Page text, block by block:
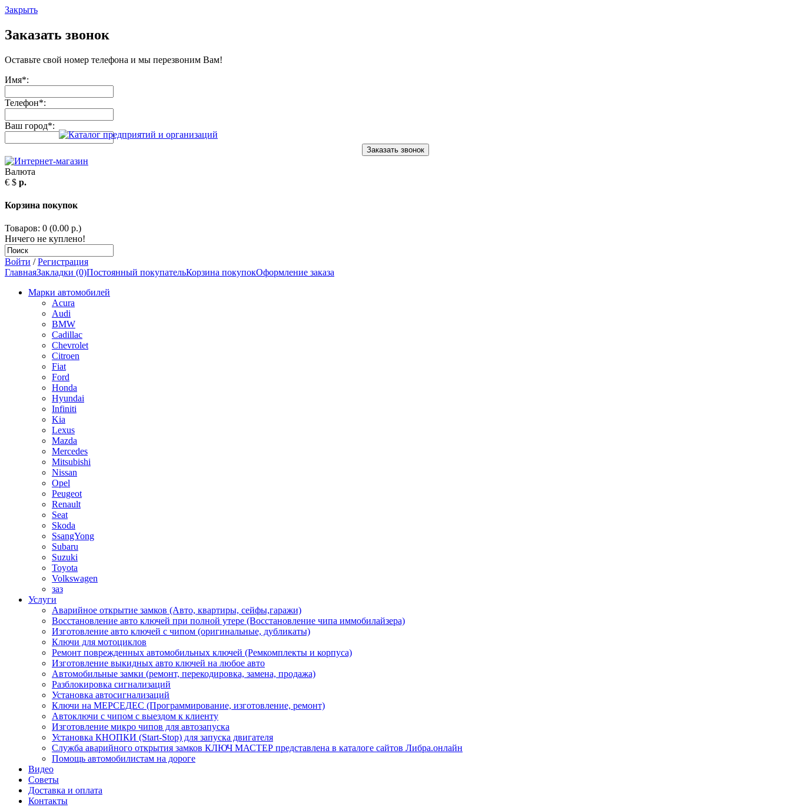
Закрыть
Заказать звонок
Оставьте свой номер телефона и мы перезвоним Вам!
Имя*:
Телефон*:
Ваш город*:
Заказать звонок
Валюта
€ $ р.
Корзина покупок
Товаров: 0 (0.00 р.)
Ничего не куплено!
Войти /Регистрация
ГлавнаяЗакладки (0)Постоянный покупательКорзина покупокОформление заказа
Марки автомобилей
Acura
Audi
BMW
Cadillac
Chevrolet
Citroen
Fiat
Ford
Honda
Hyundai
Infiniti
Kia
Lexus
Mazda
Mercedes
Mitsubishi
Nissan
Opel
Peugeot
Renault
Seat
Skoda
SsangYong
Subaru
Suzuki
Toyota
Volkswagen
заз
Услуги
Аварийное открытие замков (Авто, квартиры, сейфы,гаражи)
Восстановление авто ключей при полной утере (Восстановление чипа иммобилайзера)
Изготовление авто ключей с чипом (оригинальные, дубликаты)
Ключи для мотоциклов
Ремонт поврежденных автомобильных ключей (Ремкомплекты и корпуса)
Изготовление выкидных авто ключей на любое авто
Автомобильные замки (ремонт, перекодировка, замена, продажа)
Разблокировка сигнализаций
Установка автосигнализаций
Ключи на МЕРСЕДЕС (Программирование, изготовление, ремонт)
Автоключи с чипом с выездом к клиенту
Изготовление микро чипов для автозапуска
Установка КНОПКИ (Start-Stop) для запуска двигателя
Служба аварийного открытия замков КЛЮЧ МАСТЕР представлена в каталоге сайтов Либра.онлайн
Помощь автомобилистам на дороге
Видео
Советы
Доставка и оплата
Контакты